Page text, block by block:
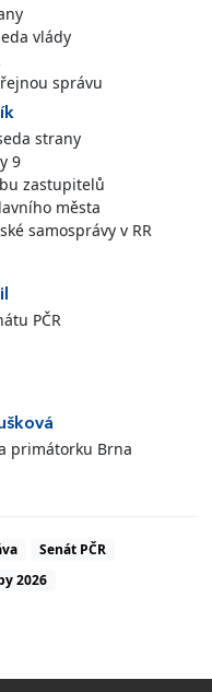
vlády
správu
strany
9
zastupitelů
města
samosprávy v RR
PČR
primátorku Brna
Senát PČR
2026